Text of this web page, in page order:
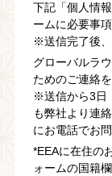
下記「個人情
ームに必要事
※送信完了後、
グローバルラ
ためのご連絡
※送信から3日
も弊社より連
にお電話でお
*EEAに在住の
ォームの国籍